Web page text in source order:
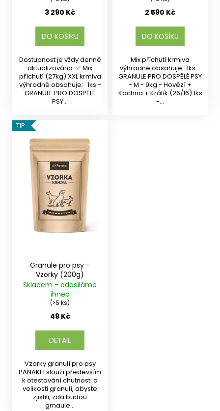
3 290 Kč
DO KOŠÍKU
Dostupnost je vždy denně
aktualizována. ✅ Mix
příchutí (27kg) XXL krmiva
výhradně obsahuje: 1ks -
GRANULE PRO DOSPĚLÉ
PSY...
2 590 Kč
DO KOŠÍKU
Mix příchutí krmiva
výhradně obsahuje: 1ks -
GRANULE PRO DOSPĚLÉ PSY
- M - 9kg - Hovězí +
Kachna + Králík (26/16) 1ks
-...
TIP
Granule pro psy -
Vzorky (200g)
Skladem - odesíláme
ihned
(>5 ks)
49 Kč
DETAIL
Vzorky granulí pro psy
PANAKEI slouží především
k otestování chutnosti a
velikosti granulí, abyste
zjistili, zda budou
grnaule...